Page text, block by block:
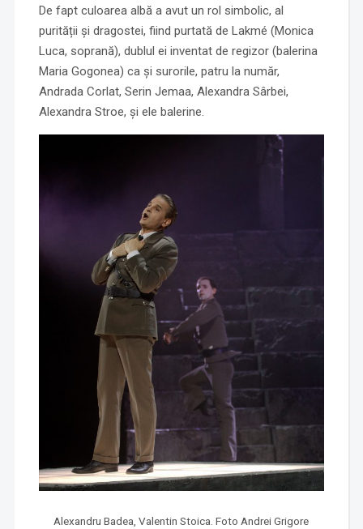
De fapt culoarea albă a avut un rol simbolic, al
purității și dragostei, fiind purtată de Lakmé (Monica
Luca, soprană), dublul ei inventat de regizor (balerina
Maria Gogonea) ca și surorile, patru la număr,
Andrada Corlat, Serin Jemaa, Alexandra Sârbei,
Alexandra Stroe, și ele balerine.
Alexandru Badea, Valentin Stoica. Foto Andrei Grigore